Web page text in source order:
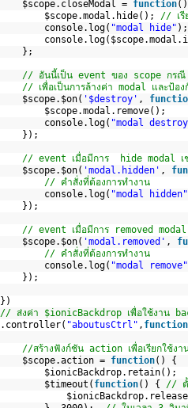
$scope.closeModal = function
$scope.modal.hide(); // เรี
console.log( "modal hide" );
};
// อันนี้เป็น event ของ scope กรณี
// เพื่อเป็นการล้างค่า modal และป้อง
$scope.$on( '$destroy' ,
$scope.modal.remove();
console.log( "modal
});
// event เมื่อมีการ  hide modal เ
$scope.$on( 'modal.hidden' ,
// คำสั่งที่ต้องการทำงาน
console.log( "modal hidden"
});
// event เมื่อมีการ removed
$scope.$on( 'modal.removed' ,
// คำสั่งที่ต้องการทำงาน
console.log( "modal remove"
});
})
// ส่งค่า $ionicBackdrop เพื่อใช้งาน
.controller( "aboutusCtrl" , function
//สร้างฟังก์ชัน action เพื่อเรียกใช้ง
$scope.action = function() {
$ionicBackdrop.retain();
$timeout( function() { // ตั้